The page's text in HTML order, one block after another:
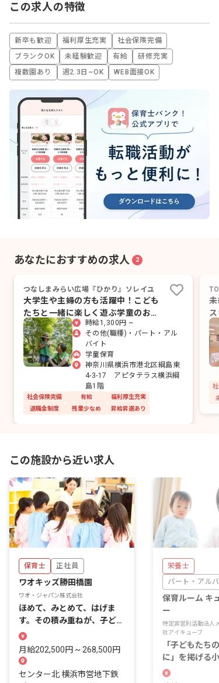
この求人の特徴
新卒も歓迎 福利厚生充実
社会保険完備
ブランクOK
未経験歓迎 有給
研修充実
複数園あり
週2.3日~OK WEB面接OK
あなたにおすすめの求人 2
つなしまみらい広場『ひかり』ソレイユ
大学生や主婦の方も活躍中！こども
たちと一緒に楽しく遊ぶ学童のお仕
事
時給1,300円 ~
その他(職種)・パート・アル
バイト
学童保育
神奈川県横浜市港北区綱島東
4-3-17 アピタテラス横浜綱
島1階
社会保険完備 有給
福利厚生充実
退職金制度
残業少なめ 昇給昇進あり
ま
社
この施設から近い求人
保育士 正社員
ワオキッズ勝田橋園
ワオ・ジャパン株式会社
ほめて、みとめて、はげま
す。その積み重ねが、子ども
のやる気を育てます。
月給202,500円 ~ 268,500円
センター北 横浜市営地下鉄
栄養士
パート・アルバ
保育ルーム キ
ー
特定非営利活動法人
社アイキューブ
「子どもたち
に」を掲げる
卓を、日々の